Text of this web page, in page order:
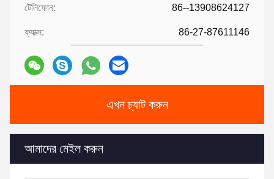
টেলিফোন: 86--13908624127
ফ্যাক্স: 86-27-87611146
এখন চ্যাট করুন
আমাদের মেইল করুন